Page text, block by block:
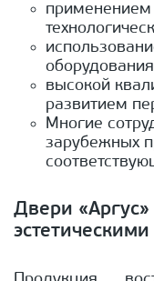
высокой
развитием
Многие
зарубежных
Двери